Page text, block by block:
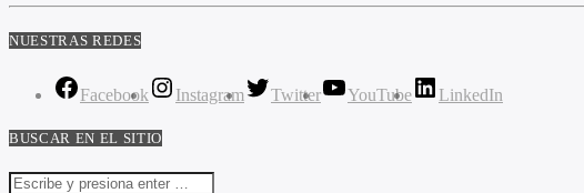
NUESTRAS REDES
Facebook Instagram Twitter YouTube LinkedIn
BUSCAR EN EL SITIO